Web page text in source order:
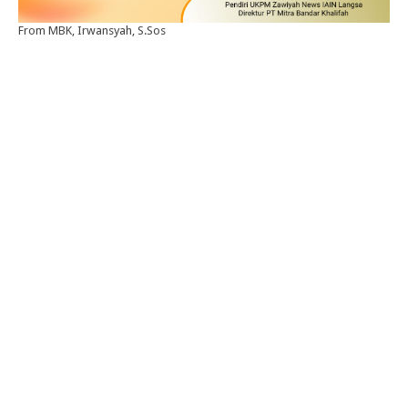
From MBK, Irwansyah, S.Sos